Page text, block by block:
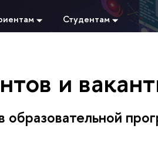
Студентам
и
образовательной